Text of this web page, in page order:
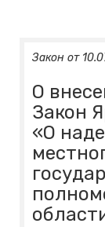
Закон от
О
Закон
«О